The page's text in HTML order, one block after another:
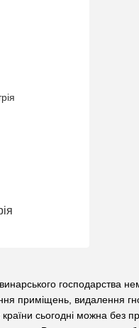
господарства
приміщень, видалення
країни сьогодні можна